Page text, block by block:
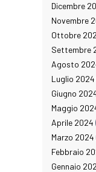
Dicembre
Novembre
Ottobre
Settembre
Agosto
Luglio 2024
Giugno
Maggio
Aprile 2024
Marzo 2024
Febbraio
Gennaio